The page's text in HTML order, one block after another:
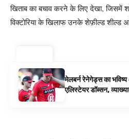
खिताब का बचाव करने के लिए देखा, जिसमें
विक्टोरिया के खिलाफ उनके शेफ़ील्ड शील्ड
मेलबर्न रेनेगेड्स का
एलिस्टेयर डॉब्सन,